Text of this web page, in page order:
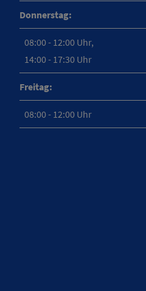
Donnerstag:
08:00 - 12:00 Uhr,
14:00 - 17:30 Uhr
Freitag:
08:00 - 12:00 Uhr